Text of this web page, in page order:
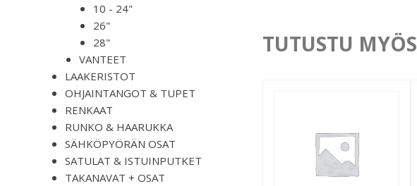
10 - 24"
26"
28"
VANTEET
LAAKERISTOT
OHJAINTANGOT & TUPET
RENKAAT
RUNKO & HAARUKKA
SÄHKÖPYÖRÄN OSAT
SATULAT & ISTUINPUTKET
TAKANAVAT + OSAT
TUTUSTU MYÖS